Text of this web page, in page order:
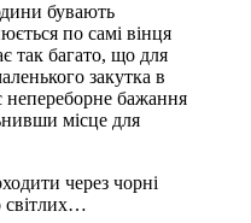
бувають
по самі вінця
так багато, що для
закутка в
непереборне бажання
місце для
через чорні
світлих…